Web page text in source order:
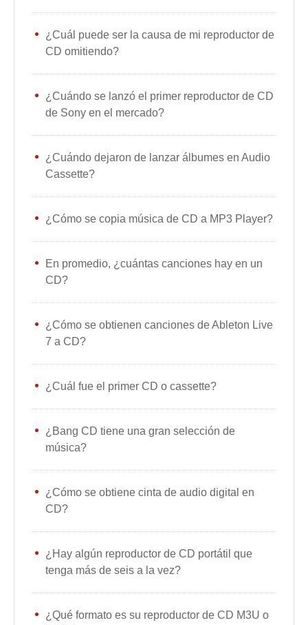
¿Cuál puede ser la causa de mi reproductor de
CD omitiendo?
¿Cuándo se lanzó el primer reproductor de CD
de Sony en el mercado?
¿Cuándo dejaron de lanzar álbumes en Audio
Cassette?
¿Cómo se copia música de CD a MP3 Player?
En promedio, ¿cuántas canciones hay en un
CD?
¿Cómo se obtienen canciones de Ableton Live
7 a CD?
¿Cuál fue el primer CD o cassette?
¿Bang CD tiene una gran selección de
música?
¿Cómo se obtiene cinta de audio digital en
CD?
¿Hay algún reproductor de CD portátil que
tenga más de seis a la vez?
¿Qué formato es su reproductor de CD M3U o